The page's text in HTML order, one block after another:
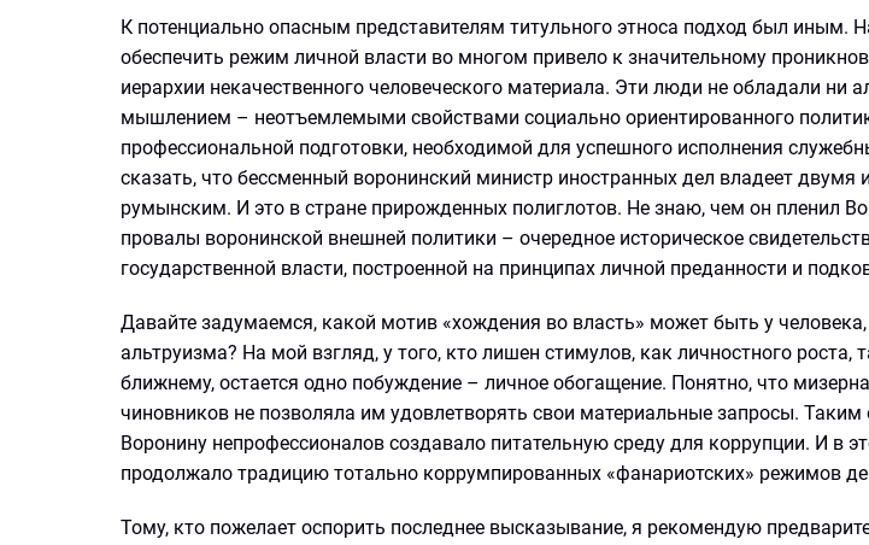
К потенциально опасным представителям титульного этноса подход был иным.
обеспечить режим личной власти во многом привело к значительному
иерархии некачественного человеческого материала. Эти люди не обладали ни
мышлением – неотъемлемыми свойствами социально ориентированного
профессиональной подготовки, необходимой для успешного исполнения
сказать, что бессменный воронинский министр иностранных дел владеет
румынским. И это в стране прирожденных полиглотов. Не знаю, чем он пленил
провалы воронинской внешней политики – очередное историческое
государственной власти, построенной на принципах личной преданности и
Давайте задумаемся, какой мотив «хождения во власть» может быть у
альтруизма? На мой взгляд, у того, кто лишен стимулов, как личностного роста,
ближнему, остается одно побуждение – личное обогащение. Понятно, что
чиновников не позволяла им удовлетворять свои материальные запросы.
Воронину непрофессионалов создавало питательную среду для коррупции. И в
продолжало традицию тотально коррумпированных «фанариотских» режимов
Тому, кто пожелает оспорить последнее высказывание, я рекомендую